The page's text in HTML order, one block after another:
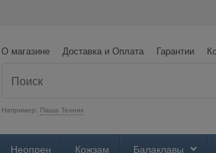
О магазине Доставка и Оплата Гарантии
Например: Паша Техник
Неопрен Кожзам Балаклавы